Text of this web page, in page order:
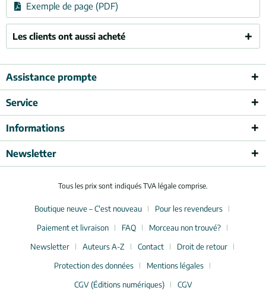
Exemple de page (PDF)
Les clients ont aussi acheté
Assistance prompte
Service
Informations
Newsletter
Tous les prix sont indiqués TVA légale comprise.
Boutique neuve – C'est nouveau
Pour les revendeurs
Paiement et livraison
FAQ
Morceau non trouvé?
Newsletter
Auteurs A-Z Contact
Droit de retour
Protection des données
Mentions légales
CGV (Éditions numériques)
CGV